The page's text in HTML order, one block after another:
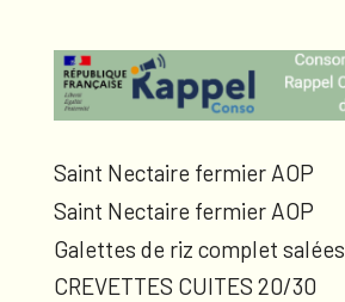
Saint Nectaire fermier AOP
Saint Nectaire fermier AOP
Galettes de riz complet salées
CREVETTES CUITES 20/30